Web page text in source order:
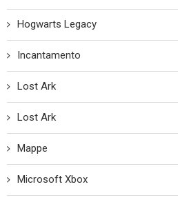
Hogwarts Legacy
Incantamento
Lost Ark
Lost Ark
Mappe
Microsoft Xbox